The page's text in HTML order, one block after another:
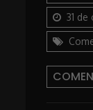
31